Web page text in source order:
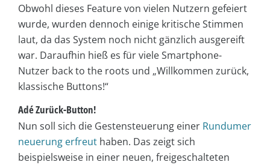
Obwohl dieses Feature von vielen Nutzern gefeiert
wurde, wurden dennoch einige kritische Stimmen
laut, da das System noch nicht gänzlich ausgereift
war. Daraufhin hieß es für viele Smartphone-
Nutzer back to the roots und „Willkommen zurück,
klassische Buttons!“
Adé Zurück-Button!
Nun soll sich die Gestensteuerung einer Rundumer
neuerung erfreut haben. Das zeigt sich
beispielsweise in einer neuen, freigeschalteten